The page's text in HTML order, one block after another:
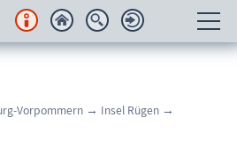
Vorpommern → Insel Rügen →